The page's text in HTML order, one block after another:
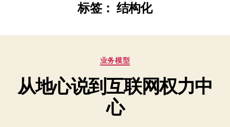
标签： 结构化
分
业务模型
从地心说到互联网权力中
心